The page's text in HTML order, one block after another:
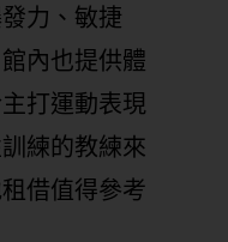
力、敏捷
內也提供體
打運動表現
練的教練來
借值得參考